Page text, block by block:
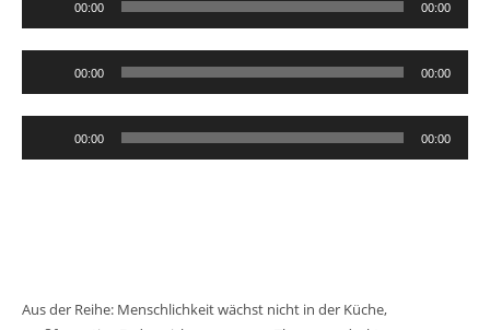
00:00 00:00
00:00 00:00
00:00 00:00
Aus der Reihe: Menschlichkeit wächst nicht in der Küche,